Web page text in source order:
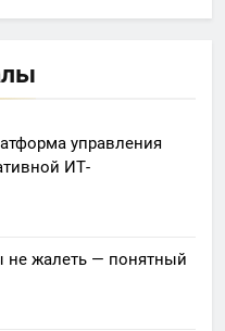
управления
ИТ-
не жалеть — понятный